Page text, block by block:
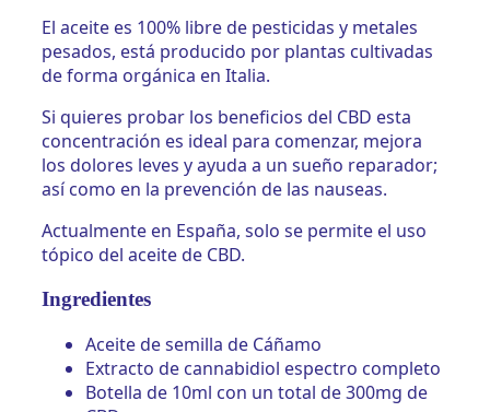
El aceite es 100% libre de pesticidas y metales
pesados, está producido por plantas cultivadas
de forma orgánica en Italia.
Si quieres probar los beneficios del CBD esta
concentración es ideal para comenzar, mejora
los dolores leves y ayuda a un sueño reparador;
así como en la prevención de las nauseas.
Actualmente en España, solo se permite el uso
tópico del aceite de CBD.
Ingredientes
Aceite de semilla de Cáñamo
Extracto de cannabidiol espectro completo
Botella de 10ml con un total de 300mg de